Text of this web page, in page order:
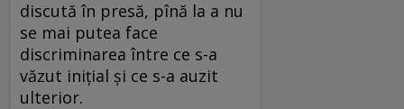
discută în presă, pînă la a nu
se mai putea face
discriminarea între ce s-a
văzut iniţial şi ce s-a auzit
ulterior.